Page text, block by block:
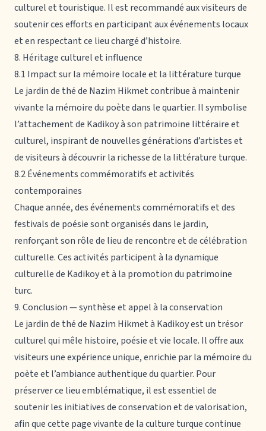
culturel et touristique. Il est recommandé aux visiteurs de
soutenir ces efforts en participant aux événements locaux
et en respectant ce lieu chargé d’histoire.
8. Héritage culturel et influence
8.1 Impact sur la mémoire locale et la littérature turque
Le jardin de thé de Nazim Hikmet contribue à maintenir
vivante la mémoire du poète dans le quartier. Il symbolise
l’attachement de Kadikoy à son patrimoine littéraire et
culturel, inspirant de nouvelles générations d’artistes et
de visiteurs à découvrir la richesse de la littérature turque.
8.2 Événements commémoratifs et activités
contemporaines
Chaque année, des événements commémoratifs et des
festivals de poésie sont organisés dans le jardin,
renforçant son rôle de lieu de rencontre et de célébration
culturelle. Ces activités participent à la dynamique
culturelle de Kadikoy et à la promotion du patrimoine
turc.
9. Conclusion — synthèse et appel à la conservation
Le jardin de thé de Nazim Hikmet à Kadikoy est un trésor
culturel qui mêle histoire, poésie et vie locale. Il offre aux
visiteurs une expérience unique, enrichie par la mémoire du
poète et l’ambiance authentique du quartier. Pour
préserver ce lieu emblématique, il est essentiel de
soutenir les initiatives de conservation et de valorisation,
afin que cette page vivante de la culture turque continue